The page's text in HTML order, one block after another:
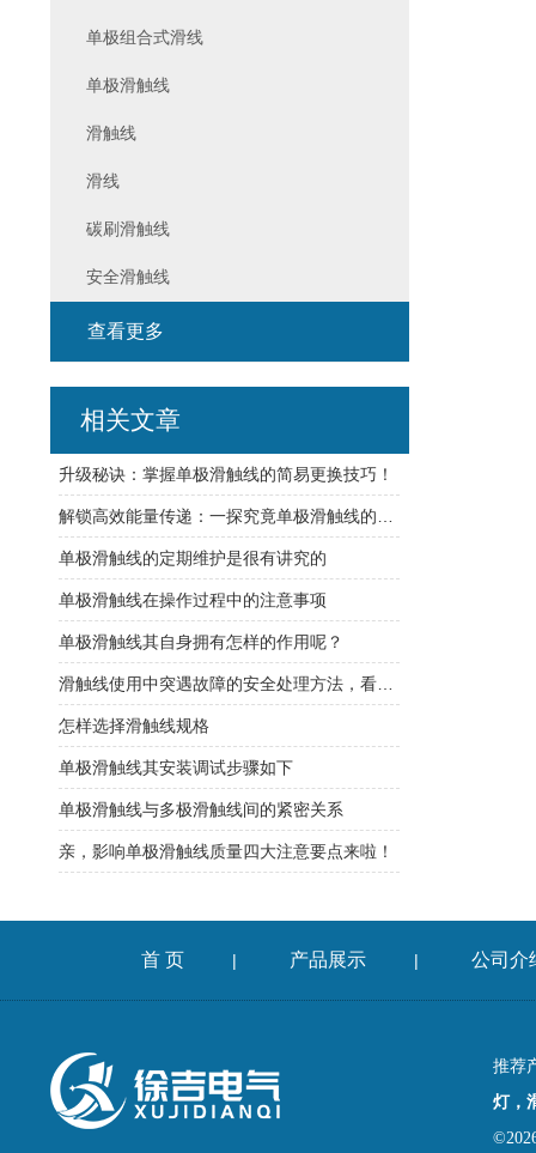
单极组合式滑线
单极滑触线
滑触线
滑线
碳刷滑触线
安全滑触线
查看更多
相关文章
升级秘诀：掌握单极滑触线的简易更换技巧！
单极滑触线的定期维护是很有讲究的
单极滑触线在操作过程中的注意事项
单极滑触线其自身拥有怎样的作用呢？
怎样选择滑触线规格
单极滑触线其安装调试步骤如下
单极滑触线与多极滑触线间的紧密关系
亲，影响单极滑触线质量四大注意要点来啦！
首 页 | 产品展示 | 公司介
推荐
灯，